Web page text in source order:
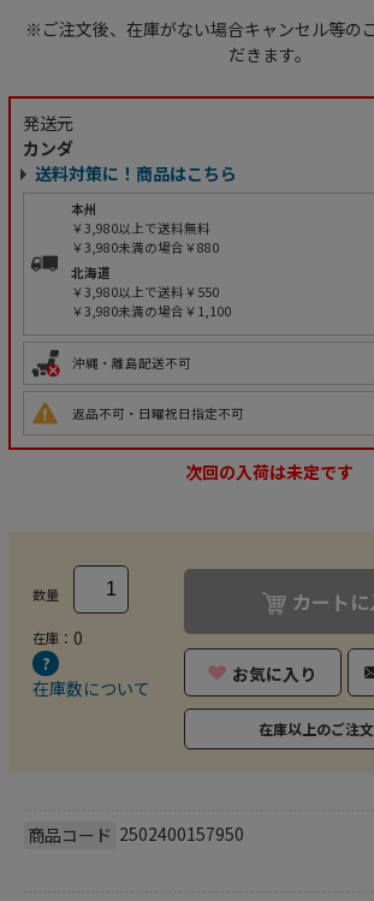
※ご注文後、在庫がない場合キャンセル等の
だきます。
発送元
カンダ
送料対策に！商品はこちら
本州
￥3,980以上で送料無料
￥3,980未満の場合￥880
北海道
￥3,980以上で送料￥550
￥3,980未満の場合￥1,100
沖縄・離島配送不可
返品不可・日曜祝日指定不可
次回の入荷は未定です
数量
在庫： 0
在庫数について
カート
お気に入り
在庫以上のご注
商品コード 2502400157950